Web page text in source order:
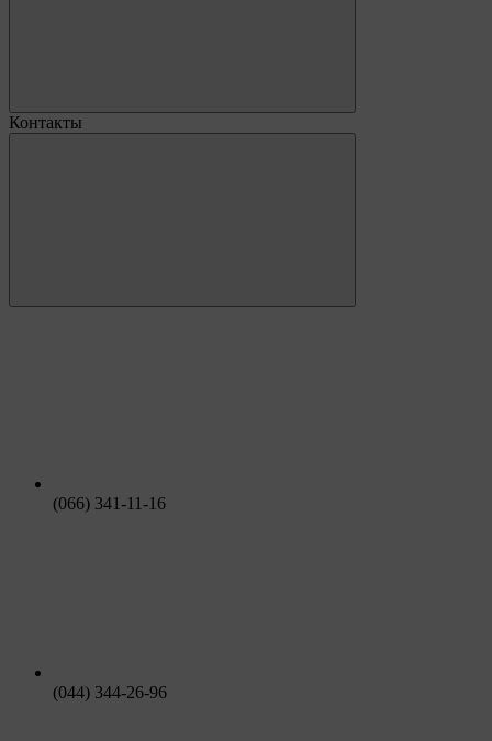
Контакты
(066) 341-11-16
(044) 344-26-96